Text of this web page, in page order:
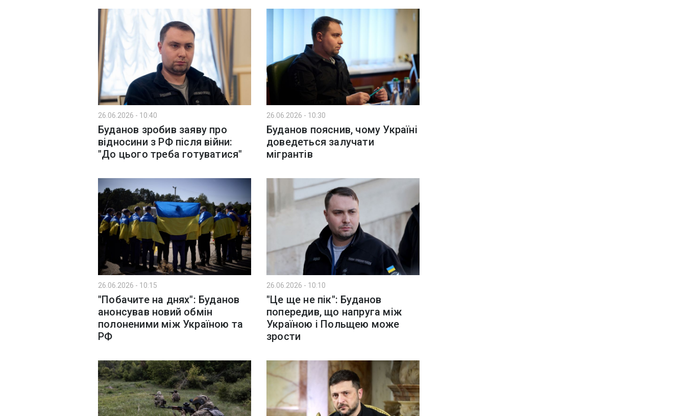
26.06.2026 - 10:40
Буданов зробив заяву про
відносини з РФ після війни:
"До цього треба готуватися"
26.06.2026 - 10:30
Буданов пояснив, чому Україні
доведеться залучати
мігрантів
26.06.2026 - 10:15
"Побачите на днях": Буданов
анонсував новий обмін
полоненими між Україною та
РФ
26.06.2026 - 10:10
"Це ще не пік": Буданов
попередив, що напруга між
Україною і Польщею може
зрости